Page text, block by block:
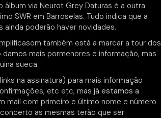
via Neurot Grey Daturas é a outra
SWR em Barroselas. Tudo indica que a
poderão haver novidades.
também está a marcar a tour dos
mais pormenores e informação, mas
sueca.
na assinatura) para mais informação
etc etc, mas já estamos a
mail com primeiro e último nome e número
as mesmas terão que ser